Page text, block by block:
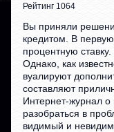
Рейтинг 1064
Вы приняли
кредитом. В
процентную
Однако, как
вуалируют
составляют
Интернет-журнал
разобраться в
видимый и